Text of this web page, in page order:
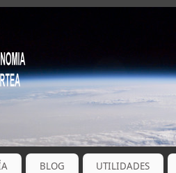
BLOG UTILIDADES